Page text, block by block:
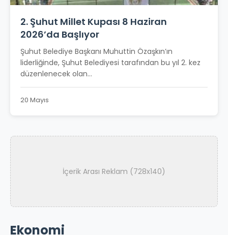
2. Şuhut Millet Kupası 8 Haziran
2026’da Başlıyor
Şuhut Belediye Başkanı Muhuttin Özaşkın’ın
liderliğinde, Şuhut Belediyesi tarafından bu yıl 2. kez
düzenlenecek olan...
20 Mayıs
İçerik Arası Reklam (728x140)
Ekonomi